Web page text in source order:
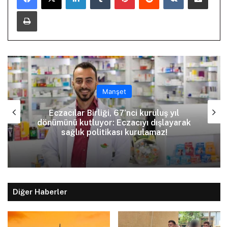
Yazdır
Manşet
Eczacılar Birliği, 67’nci kuruluş yıl
dönümünü kutluyor: Eczacıyı dışlayarak
sağlık politikası kurulamaz!
Diğer Haberler